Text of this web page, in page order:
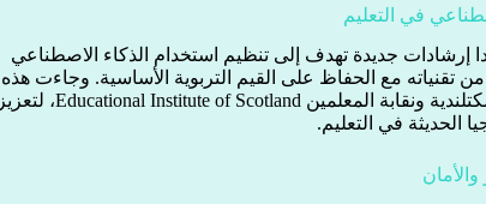
في التعليم
إرشادات جديدة تهدف إلى تنظيم استخدام الذكاء الاصطناعي
تقنياته مع الحفاظ على القيم التربوية الأساسية. وجاءت هذه
التوجيهات بالتعاون بين الحكومة الاسكتلندية ونقابة المعلمين Educational Institute of Scotland، لتعزيز
الحديثة في التعليم.
والأمان